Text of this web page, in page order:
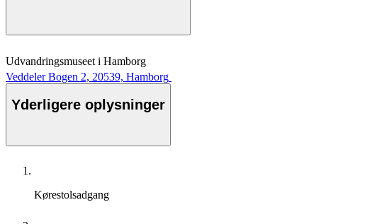
Udvandringsmuseet i Hamborg
Veddeler Bogen 2, 20539, Hamborg
Yderligere oplysninger
Kørestolsadgang